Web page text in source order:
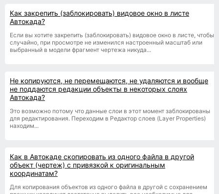
Как закрепить (заблокировать) видовое окно в листе
Автокада?
Если вы хотите закрепить (заблокировать) видовое окно в листе, чтобы
случайно, при просмотре не изменился настроенный масштаб или
выбранный в модели фрагмент чертежа никуда...
Не копируются, не перемещаются, не удаляются и вообще
не поддаются редакции объекты в некоторых слоях
Автокада?
Это возможно потому что данные слои в этот момент заблокированы
для редактирования. Переходим в Редактор слоев (Layer Properties)
находим...
Как в Автокаде скопировать из одного файла в другой
объект (чертеж) с привязкой к оригинальным
координатам?
Для копирования объектов из одного файла в другой с сохранением